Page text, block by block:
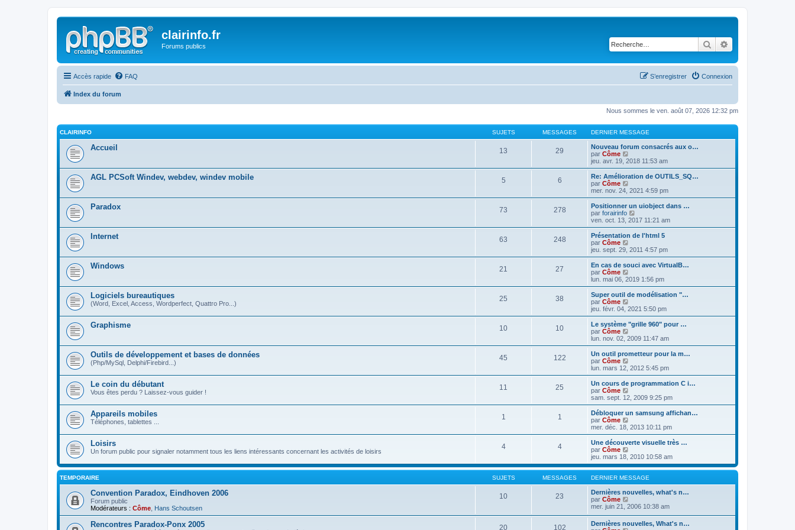
clairinfo.fr
Forums publics Rechercher
Accès rapide FAQ Connexion
S’enregistrer
Index du forum
Nous sommes le ven. août 07, 2026 12:32 pm
CLAIRINFO SUJETS MESSAGES DERNIER MESSAGE
Accueil 13 29
Nouveau forum consacrés aux o…
par Côme
o
i
r
e
r
n
i
r
e
s
s
g
e
jeu. avr. 19, 2018 11:53 am
AGL PCSoft Windev, webdev, windev mobile 5 6
Re: Amélioration de OUTILS_SQ…
par Côme
o
i
r
l
e
r
n
i
r
e
s
s
g
e
mer. nov. 24, 2021 4:59 pm
Paradox 73 278
Positionner un uiobject dans …
par forairinfo
o
i
r
e
e
r
n
i
r
e
s
s
g
e
ven. oct. 13, 2017 11:21 am
Internet 63 248
Présentation de l'html 5
par Côme
o
i
r
e
e
r
n
i
r
e
s
s
g
e
jeu. sept. 29, 2011 4:57 pm
Windows 21 27
En cas de souci avec VirtualB…
par Côme
o
i
r
e
e
r
n
i
r
e
s
s
g
e
lun. mai 06, 2019 1:56 pm
Logiciels bureautiques
(Word, Excel, Access, Wordperfect, Quattro Pro...)
25 38
Super outil de modélisation "…
par Côme
o
i
r
e
r
n
i
r
e
s
s
g
e
jeu. févr. 04, 2021 5:50 pm
Graphisme 10 10
Le système "grille 960" pour …
par Côme
o
i
r
e
r
n
i
r
e
s
s
g
e
lun. nov. 02, 2009 11:47 am
Outils de développement et bases de données
(Php/MySql, Delphi/Firebird...)
45 122
Un outil prometteur pour la m…
par Côme
o
i
r
e
d
r
n
i
r
e
s
a
e
lun. mars 12, 2012 5:45 pm
Le coin du débutant
Vous êtes perdu ? Laissez-vous guider !
11 25
Un cours de programmation C i…
par Côme
o
i
r
e
r
n
i
e
r
m
s
s
a
g
e
sam. sept. 12, 2009 9:25 pm
Appareils mobiles
Téléphones, tablettes ...
1 1
Débloquer un samsung affichan…
par Côme
o
i
r
e
e
r
n
i
r
e
s
mer. déc. 18, 2013 10:11 pm
Loisirs
Un forum public pour signaler notamment tous les liens intéressants concernant les activités de loisirs
4 4
Une découverte visuelle très …
par Côme
o
i
r
l
e
d
r
e
jeu. mars 18, 2010 10:58 am
TEMPORAIRE SUJETS MESSAGES DERNIER MESSAGE
Convention Paradox, Eindhoven 2006
Forum public
Modérateurs : Côme Hans Schoutsen
10 23
Dernières nouvelles, what's n…
par Côme
o
l
mer. juin 21, 2006 10:38 am
Rencontres Paradox-Ponx 2005 20 102
Dernières nouvelles, What's n…